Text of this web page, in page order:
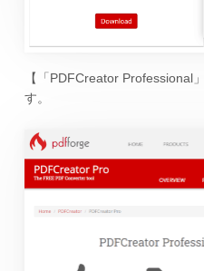
【「PDFCreator Professional
す。